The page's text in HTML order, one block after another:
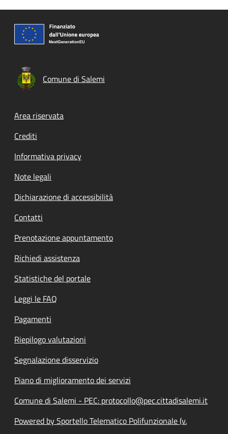
Comune di Salemi
Footer menu
Area riservata
Crediti
Informativa privacy
Note legali
Dichiarazione di accessibilità
Contatti
Prenotazione appuntamento
Richiedi assistenza
Statistiche del portale
Leggi le FAQ
Pagamenti
Riepilogo valutazioni
Segnalazione disservizio
Piano di miglioramento dei servizi
Comune di Salemi - PEC: protocollo@pec.cittadisalemi.it
Powered by Sportello Telematico Polifunzionale (v.